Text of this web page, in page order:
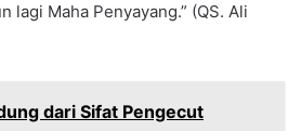
lagi Maha Penyayang.” (QS. Ali
dari Sifat Pengecut